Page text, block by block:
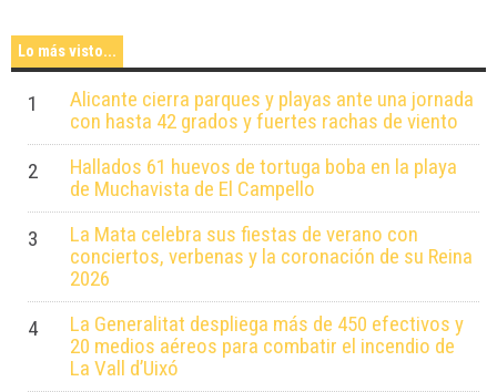
Lo más visto...
1
Alicante cierra parques y playas ante una jornada
con hasta 42 grados y fuertes rachas de viento
2
Hallados 61 huevos de tortuga boba en la playa
de Muchavista de El Campello
3
La Mata celebra sus fiestas de verano con
conciertos, verbenas y la coronación de su Reina
2026
4
La Generalitat despliega más de 450 efectivos y
20 medios aéreos para combatir el incendio de
La Vall d’Uixó